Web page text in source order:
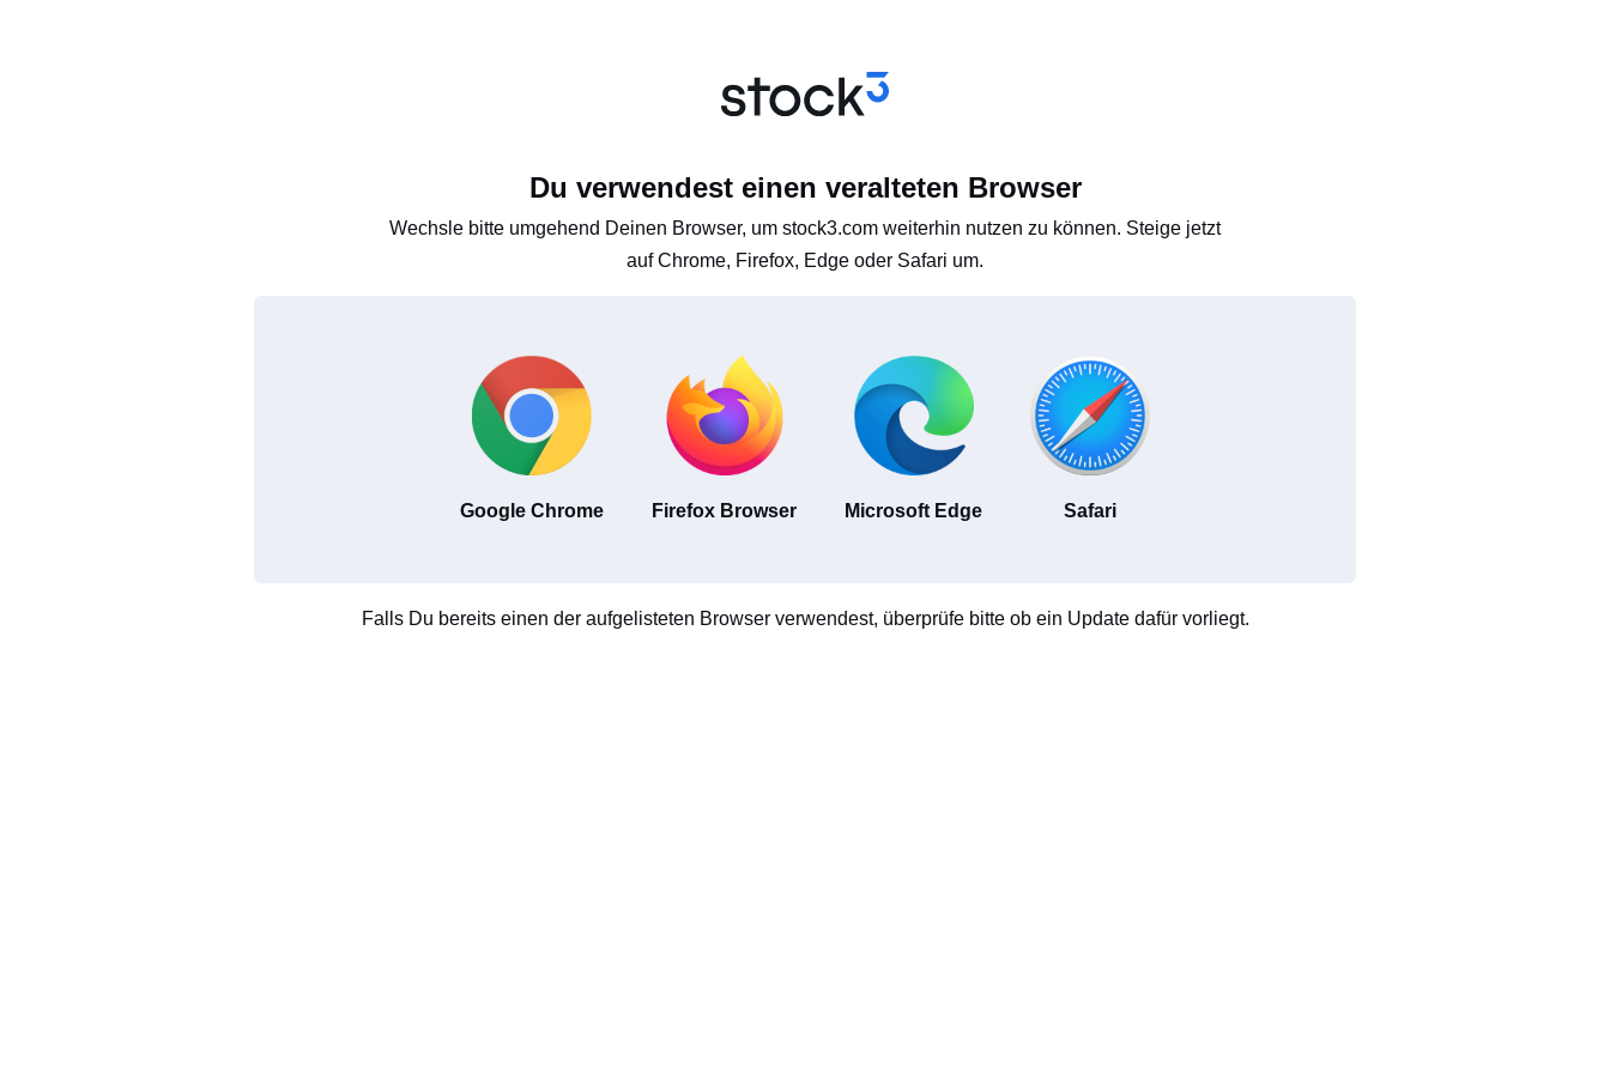
Du verwendest einen veralteten Browser
Wechsle bitte umgehend Deinen Browser, um stock3.com weiterhin nutzen zu können. Steige jetzt
auf Chrome, Firefox, Edge oder Safari um.
Google Chrome Firefox Browser Microsoft Edge Safari
Falls Du bereits einen der aufgelisteten Browser verwendest, überprüfe bitte ob ein Update dafür vorliegt.